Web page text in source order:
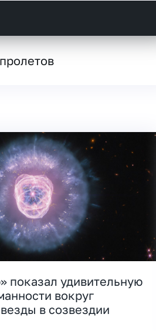
показал удивительную
вокруг
в созвездии